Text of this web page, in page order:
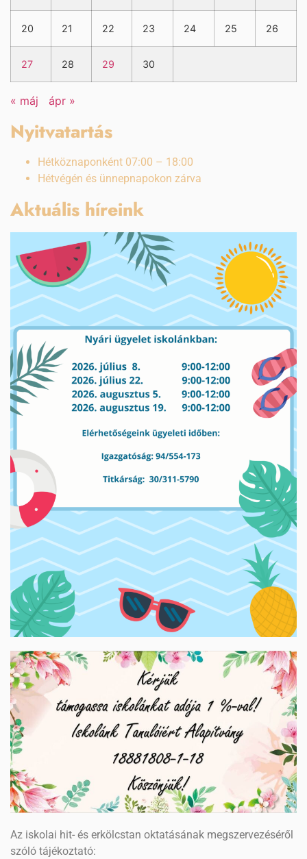
20 21 22 23 24 25 26
27 28 29 30
« máj ápr »
Nyitvatartás
Hétköznaponként 07:00 – 18:00
Hétvégén és ünnepnapokon zárva
Aktuális híreink
Az iskolai hit- és erkölcstan oktatásának megszervezéséről
szóló tájékoztató: